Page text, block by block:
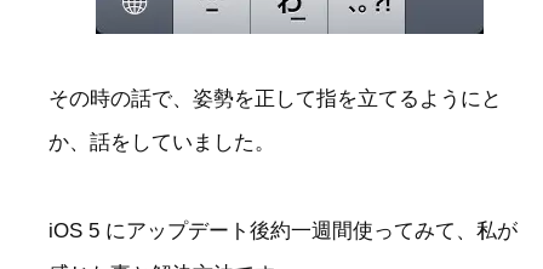
その時の話で、姿勢を正して指を立てるようにと
か、話をしていました。
iOS 5 にアップデート後約一週間使ってみて、私が